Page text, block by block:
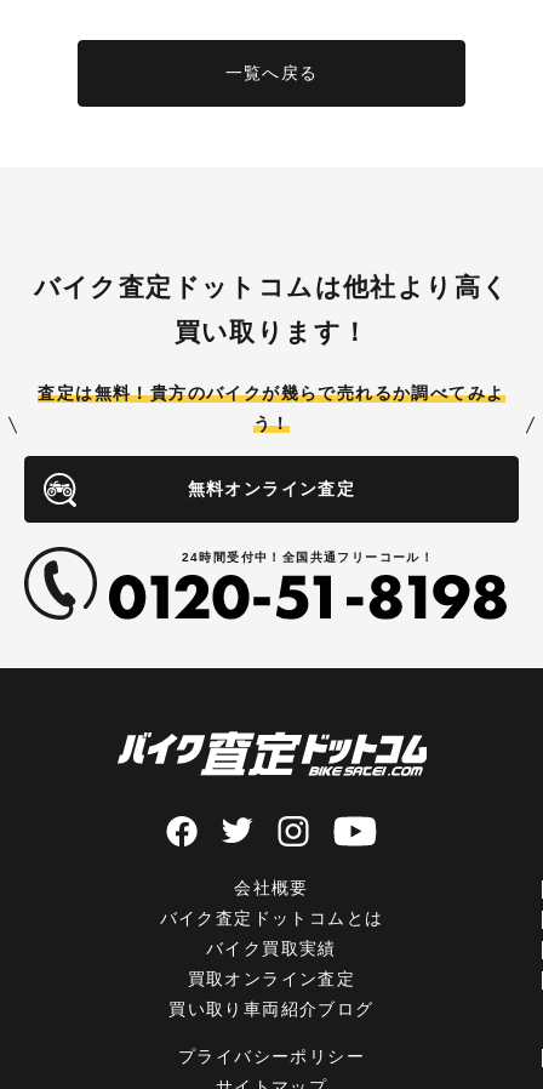
一覧へ戻る
バイク査定ドットコムは他社より高く
買い取ります！
査定は無料！貴方のバイクが幾らで売れるか調べてみよ
う！
無料オンライン査定
24時間受付中！全国共通フリーコール！
会社概要
バイク査定ドットコムとは
バイク買取実績
買取オンライン査定
買い取り車両紹介ブログ
プライバシーポリシー